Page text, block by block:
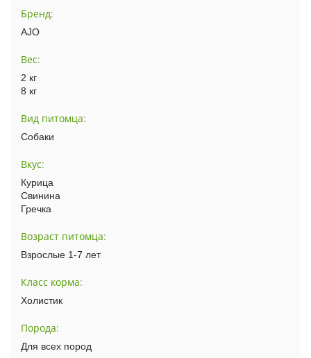
Бренд:
AJO
Вес:
2 кг
8 кг
Вид питомца:
Собаки
Вкус:
Курица
Свинина
Гречка
Возраст питомца:
Взрослые 1-7 лет
Класс корма:
Холистик
Порода:
Для всех пород